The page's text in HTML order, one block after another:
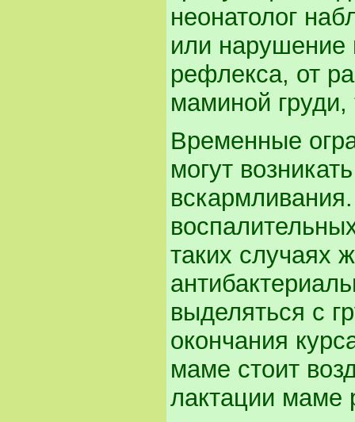
неонатолог
или нарушение
рефлекса, от
маминой
Временные
могут
таких случаях
выделяться с
окончания
маме стоит
лактации маме